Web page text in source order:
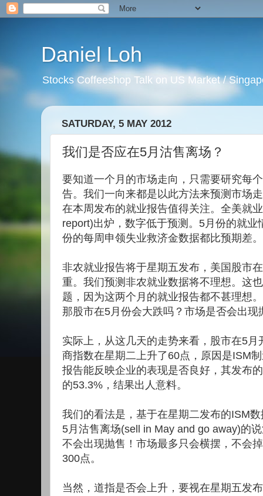
Daniel Loh
Stocks Coffeeshop Talk on US Market /
SATURDAY, 5 MAY 2012
我们是否应在5月沽售离场？
要知道一个月的市场走向，只需要研究每
告。我们一向来都是以此方法来预测市场
在本周发布的就业报告值得关注。全美就
report)出炉，数字低于预测。5月份的就
份的每周申领失业救济金数据都比预期差。
非农就业报告将于星期五发布，美国股市
重。我们预测非农就业数据将不理想。这
题，因为这两个月的就业报告都不甚理想。
那股市在5月份会大跌吗？市场是否会出现
实际上，从这几天的走势来看，股市在5
商指数在星期二上升了60点，原因是ISM
报告能反映企业的表现是否良好，其发布
的53.3%，结果出人意料。
我们的看法是，基于在星期二发布的ISM
5月沽售离场(sell in May and go away)的
不会出现抛售！市场最多只会横摆，不会
300点。
当然，道指是否会上升，要视在星期五发